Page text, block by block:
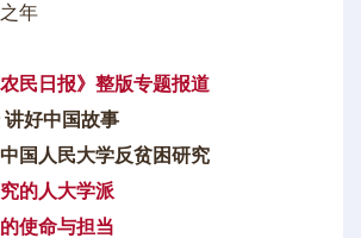
年
农民日报》整版专题报道
好中国故事
国人民大学反贫困研究
的人大学派
使命与担当